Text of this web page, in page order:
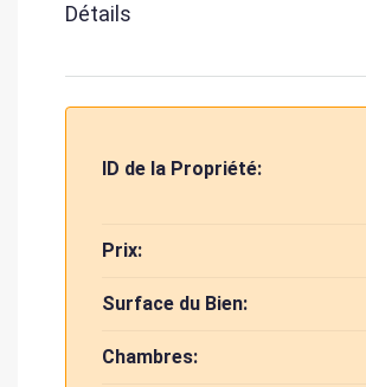
Détails
ID de la Propriété:
Prix:
Surface du Bien:
Chambres: